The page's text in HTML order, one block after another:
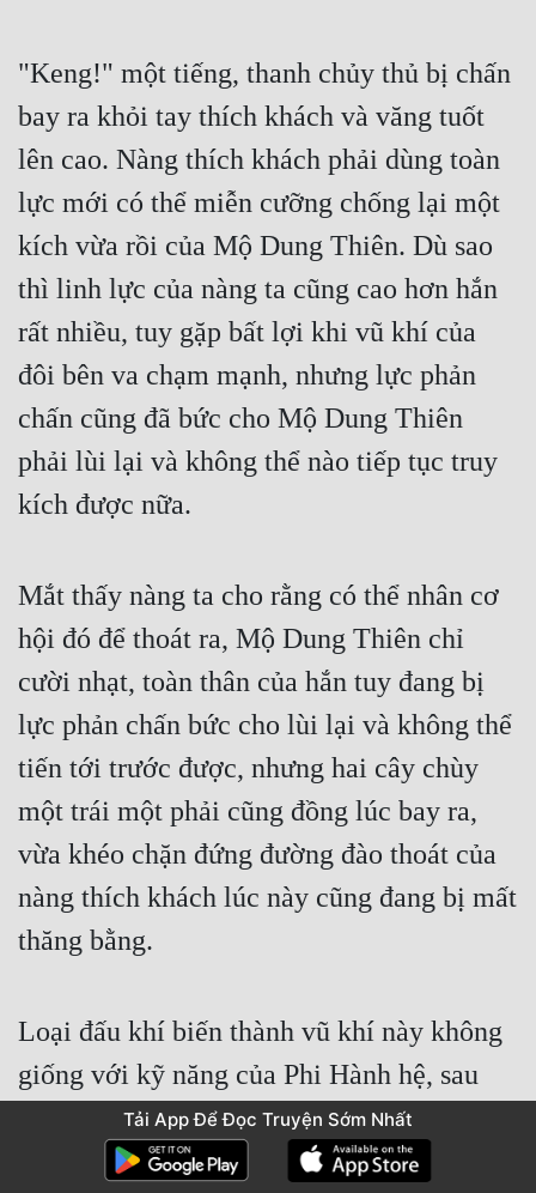
"Keng!" một tiếng, thanh chủy thủ bị chấn
bay ra khỏi tay thích khách và văng tuốt
lên cao. Nàng thích khách phải dùng toàn
lực mới có thể miễn cưỡng chống lại một
kích vừa rồi của Mộ Dung Thiên. Dù sao
thì linh lực của nàng ta cũng cao hơn hắn
rất nhiều, tuy gặp bất lợi khi vũ khí của
đôi bên va chạm mạnh, nhưng lực phản
chấn cũng đã bức cho Mộ Dung Thiên
phải lùi lại và không thể nào tiếp tục truy
kích được nữa.
Mắt thấy nàng ta cho rằng có thể nhân cơ
hội đó để thoát ra, Mộ Dung Thiên chỉ
cười nhạt, toàn thân của hắn tuy đang bị
lực phản chấn bức cho lùi lại và không thể
tiến tới trước được, nhưng hai cây chùy
một trái một phải cũng đồng lúc bay ra,
vừa khéo chặn đứng đường đào thoát của
nàng thích khách lúc này cũng đang bị mất
thăng bằng.
Loại đấu khí biến thành vũ khí này không
giống với kỹ năng của Phi Hành hệ, sau
khi chúng rời tay thì uy lực cũng không
còn mạnh nữa, dù đối phương có bị trúng
Tải App Để Đọc Truyện Sớm Nhất